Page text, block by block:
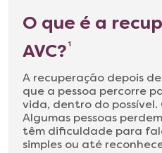
O que é a
AVC? 1
A recuperação depois
que a pessoa percorre
vida, dentro do possível.
Algumas pessoas
têm dificuldade para
simples ou até